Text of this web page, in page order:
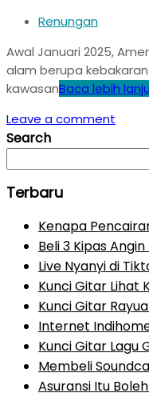
Renungan
Awal Januari 2025,
alam berupa
kawasanBaca lebih
Leave a comment
Search
Terbaru
Kenapa
Beli 3 Kipas
Live Nyanyi di
Kunci Gitar Lihat
Kunci Gitar
Internet
Kunci Gitar Lagu
Membeli
Asuransi Itu